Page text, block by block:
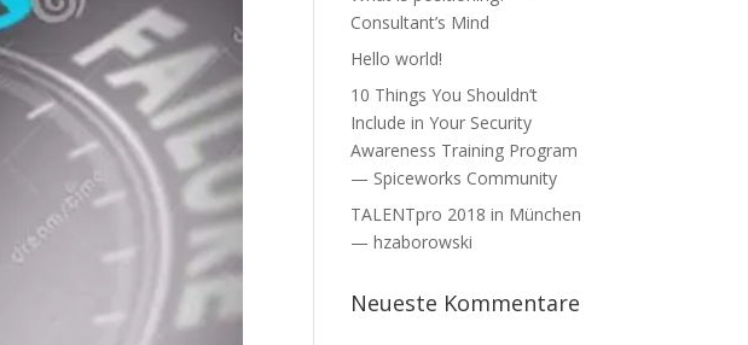
Consultant’s Mind
Hello world!
10 Things You Shouldn’t
Include in Your Security
Awareness Training Program
— Spiceworks Community
TALENTpro 2018 in München
— hzaborowski
Neueste Kommentare